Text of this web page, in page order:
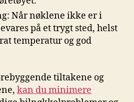
Når nøklene ikke er i
på et trygt sted,⁢ helst
temperatur og god
tiltakene ⁢og
kan du minimere